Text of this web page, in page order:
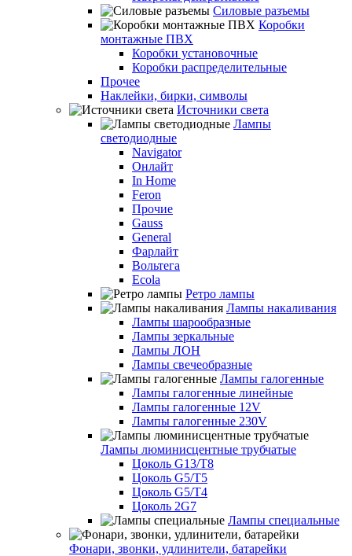
Силовые разъемы
Коробки
монтажные ПВХ
Коробки установочные
Коробки распределительные
Прочее
Наклейки, бирки, символы
Источники света
Лампы
светодиодные
Navigator
Онлайт
In Home
Feron
Прочие
Gauss
General
Фарлайт
Вольтега
Ecola
Ретро лампы
Лампы накаливания
Лампы шарообразные
Лампы зеркальные
Лампы ЛОН
Лампы свечеобразные
Лампы галогенные
Лампы галогенные линейные
Лампы галогенные 12V
Лампы галогенные 230V
Лампы люминисцентные трубчатые
Цоколь G13/T8
Цоколь G5/Т5
Цоколь G5/T4
Цоколь 2G7
Лампы специальные
Фонари, звонки, удлинители, батарейки